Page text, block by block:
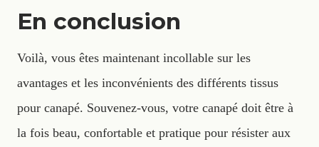
En conclusion
Voilà, vous êtes maintenant incollable sur les
avantages et les inconvénients des différents tissus
pour canapé. Souvenez-vous, votre canapé doit être à
la fois beau, confortable et pratique pour résister aux